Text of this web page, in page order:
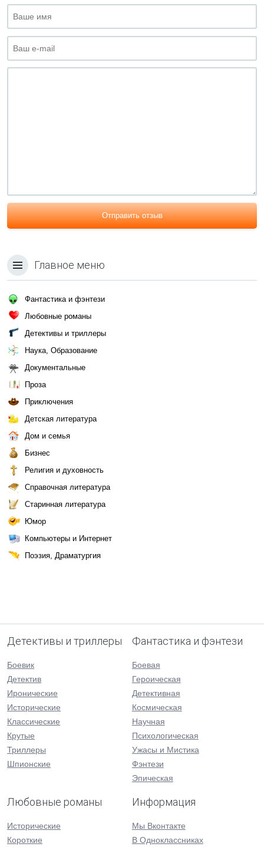
Отправить отзыв
Главное меню
Фантастика и фэнтези
Любовные романы
Детективы и триллеры
Наука, Образование
Документальные
Проза
Приключения
Детская литература
Дом и семья
Бизнес
Религия и духовность
Справочная литература
Старинная литература
Юмор
Компьютеры и Интернет
Поэзия, Драматургия
Детективы и триллеры
Боевик
Детектив
Иронические
Исторические
Классические
Крутые
Триллеры
Шпионские
Фантастика и фэнтези
Боевая
Героическая
Детективная
Космическая
Научная
Психологическая
Ужасы и Мистика
Фэнтези
Эпическая
Любовные романы
Исторические
Короткие
Информация
Мы Вконтакте
В Одноклассниках